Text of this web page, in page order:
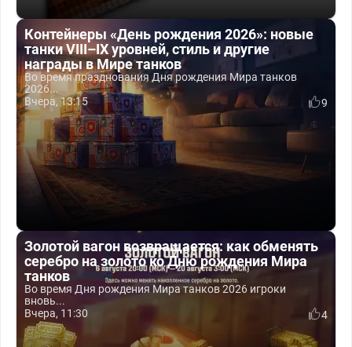
Контейнеры «День рождения 2026»: новые
танки VIII–IX уровней, стиль и другие
награды в Мире танков
Во время празднования Дня рождения Мира танков
2026...
Вчера, 13:15
9
Золотой вагон возвращается: как обменять
серебро на золото ко Дню рождения Мира
танков
Во время Дня рождения Мира танков 2026 игроки
вновь...
Вчера, 11:30
4